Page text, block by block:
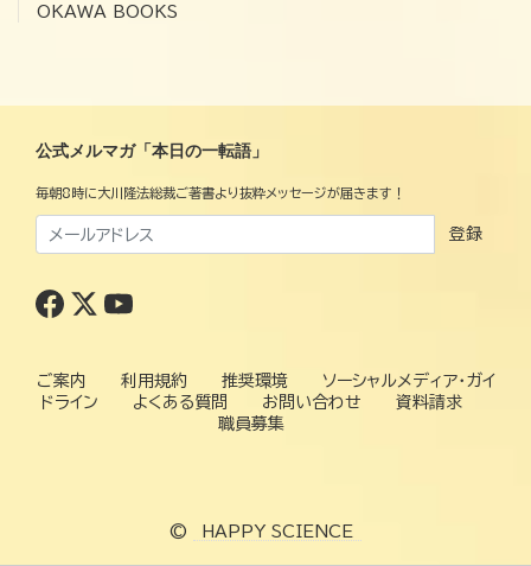
OKAWA BOOKS
公式メルマガ「本日の一転語」
毎朝8時に大川隆法総裁ご著書より抜粋メッセージが届きます！
登録
ご案内 利用規約 推奨環境
ソーシャルメディア・ガイ
ドライン
よくある質問 お問い合わせ
資料請求
職員募集
© HAPPY SCIENCE